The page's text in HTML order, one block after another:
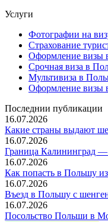
Услуги
Фотографии на
Страхование
Оформление визы
Срочная виза в
Мультивиза в
Оформление визы
Последнии публикации
16.07.2026
Какие страны выдают
16.07.2026
Граница Калининград
16.07.2026
Как попасть в Польшу
16.07.2026
Въезд в Польшу с
16.07.2026
Посольство Польши в